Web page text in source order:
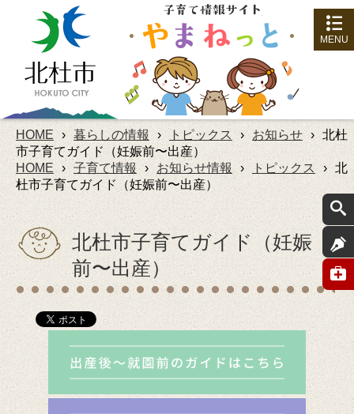
MENU
HOME › 暮らしの情報 › トピックス › お知らせ › 北杜
市子育てガイド（妊娠前〜出産）
HOME
› 子育て情報 › お知らせ情報 › トピックス › 北
杜市子育てガイド（妊娠前〜出産）
北杜市子育てガイド（妊娠
前〜出産）